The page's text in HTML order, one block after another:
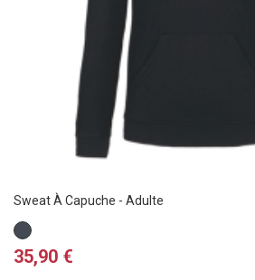
Sweat À Capuche - Adulte
Noir
Prix
35,90 €